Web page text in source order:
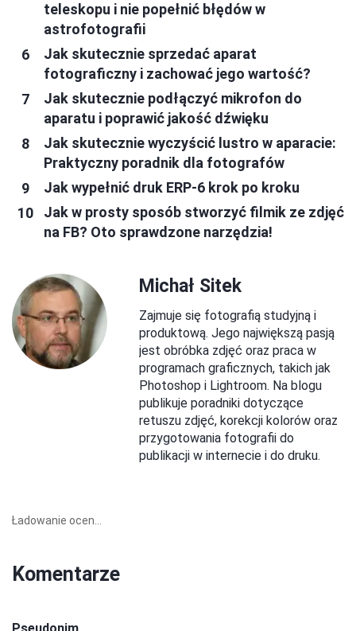
teleskopu i nie popełnić błędów w
astrofotografii
Jak skutecznie sprzedać aparat
fotograficzny i zachować jego wartość?
Jak skutecznie podłączyć mikrofon do
aparatu i poprawić jakość dźwięku
Jak skutecznie wyczyścić lustro w aparacie:
Praktyczny poradnik dla fotografów
Jak wypełnić druk ERP-6 krok po kroku
Jak w prosty sposób stworzyć filmik ze zdjęć
na FB? Oto sprawdzone narzędzia!
Michał Sitek
Zajmuje się fotografią studyjną i
produktową. Jego największą pasją
jest obróbka zdjęć oraz praca w
programach graficznych, takich jak
Photoshop i Lightroom. Na blogu
publikuje poradniki dotyczące
retuszu zdjęć, korekcji kolorów oraz
przygotowania fotografii do
publikacji w internecie i do druku.
Ładowanie ocen...
Komentarze